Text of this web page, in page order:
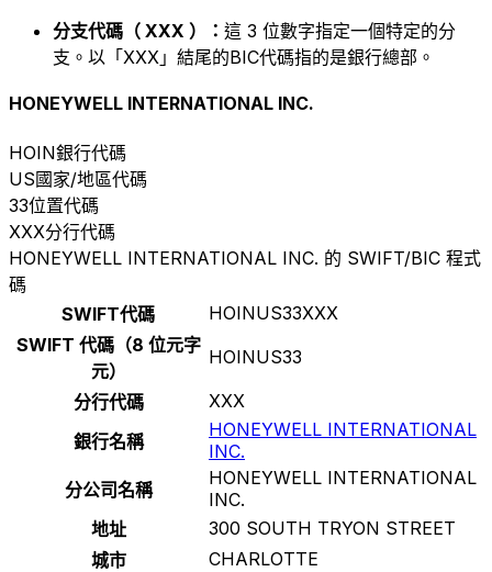
分支代碼（ XXX ）： 這 3 位數字指定一個特定的分
支。以「XXX」結尾的BIC代碼指的是銀行總部。
HONEYWELL INTERNATIONAL INC.
HOIN銀行代碼
US國家/地區代碼
33位置代碼
XXX分行代碼
HONEYWELL INTERNATIONAL INC. 的 SWIFT/BIC 程式
碼
SWIFT代碼
HOINUS33XXX
SWIFT 代碼（8 位元字
元）
HOINUS33
分行代碼
XXX
銀行名稱
HONEYWELL INTERNATIONAL
INC.
分公司名稱
HONEYWELL INTERNATIONAL
INC.
地址
300 SOUTH TRYON STREET
城市
CHARLOTTE